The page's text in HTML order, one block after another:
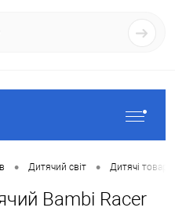
• Дитячий світ • Дитячі
Bambi Racer